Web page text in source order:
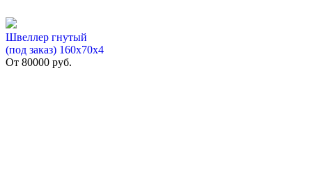
Швеллер гнутый
(под заказ) 160х70х4
От 80000 руб.